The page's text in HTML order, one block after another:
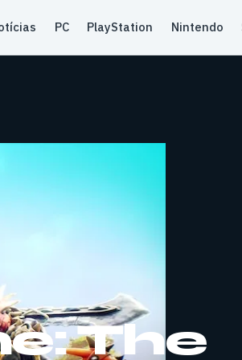
PC PlayStation Nintendo
The